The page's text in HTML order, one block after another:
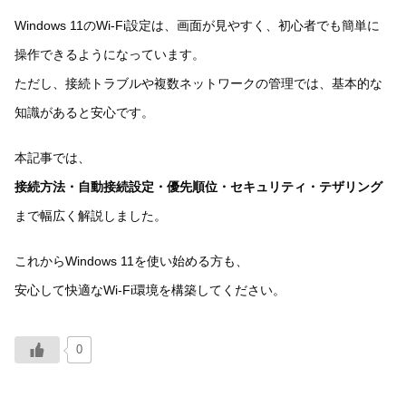
Windows 11のWi-Fi設定は、画面が見やすく、初心者でも簡単に
操作できるようになっています。
ただし、接続トラブルや複数ネットワークの管理では、基本的な
知識があると安心です。
本記事では、
接続方法・自動接続設定・優先順位・セキュリティ・テザリング
まで幅広く解説しました。
これからWindows 11を使い始める方も、
安心して快適なWi-Fi環境を構築してください。
0